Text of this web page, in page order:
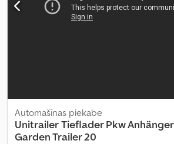
Automašīnas piekabe
UnitrailerTieflader Pkw Anhänger
Garden Trailer 20